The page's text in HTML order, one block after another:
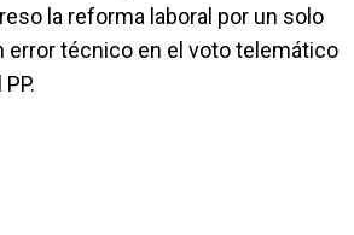
la reforma laboral por un solo
error técnico en el voto telemático